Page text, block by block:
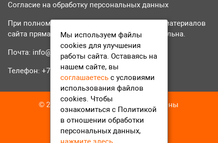
Согласие на обработку персональных данных
При полном или частичном использовании материалов
сайта прямая гиперссылка на tvr24.tv обязательна.
Почта: info@tvr24.tv
Телефон: +7 (496) 551-04-95
© 2016-2023 ТВР24 Все права защищены
Мы используем файлы
cookies для улучшения
работы сайта. Оставаясь на
нашем сайте, вы
соглашаетесь с условиями
использования файлов
cookies. Чтобы
ознакомиться с Политикой
в отношении обработки
персональных данных,